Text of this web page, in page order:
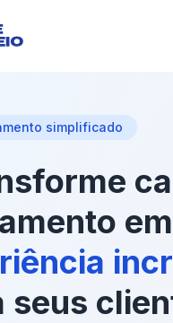
simplificado
em
seus